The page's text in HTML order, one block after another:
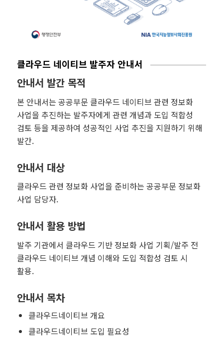
클라우드 네이티브 발주자 안내서
안내서 발간 목적
본 안내서는 공공부문 클라우드 네이티브 관련 정보화
사업을 추진하는 발주자에게 관련 개념과 도입 적합성
검토 등을 제공하여 성공적인 사업 추진을 지원하기 위해
발간.
안내서 대상
클라우드 관련 정보화 사업을 준비하는 공공부문 정보화
사업 담당자.
안내서 활용 방법
발주 기관에서 클라우드 기반 정보화 사업 기획/발주 전
클라우드 네이티브 개념 이해와 도입 적합성 검토 시
활용.
안내서 목차
클라우드네이티브 개요
클라우드네이티브 도입 필요성